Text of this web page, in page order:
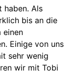
haben. Als
bis an die
einen
Einige von uns
sehr wenig
wir mit Tobi